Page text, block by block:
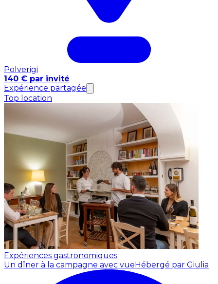
Polverigi
140 € par invité
Expérience partagée
Top location
Expériences gastronomiques
Un dîner à la campagne avec vueHébergé par Giulia